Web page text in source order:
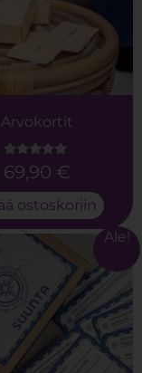
Arvokortit
Arvostelu
tuotteesta:
5.00
/ 5
69,90 €
ostoskoriin
Ale!